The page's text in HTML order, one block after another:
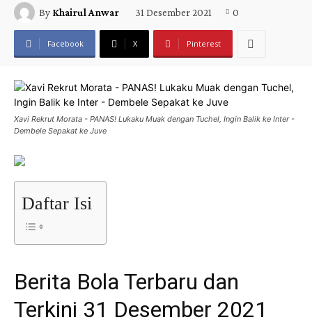
By Khairul Anwar 31 Desember 2021 0
Facebook X Pinterest
Xavi Rekrut Morata - PANAS! Lukaku Muak dengan Tuchel, Ingin Balik ke Inter -
Dembele Sepakat ke Juve
Daftar Isi
Berita Bola Terbaru dan
Terkini 31 Desember 2021